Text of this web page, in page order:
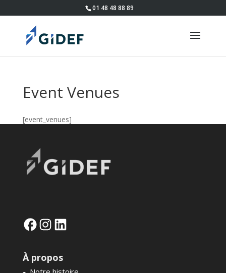
01 48 48 88 89
Event Venues
[event_venues]
FacebookInstagram
LinkedIn
À propos